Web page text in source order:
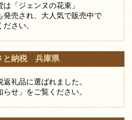
「ジェンヌの花束」
発売され、大人気で販売中で
ださい。
と納税 兵庫県
礼品に選ばれました。
せ」をご覧ください。